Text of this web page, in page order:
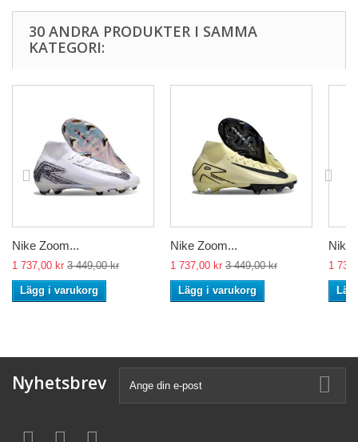
30 ANDRA PRODUKTER I SAMMA
KATEGORI:
Nike Zoom...
1 737,00 kr 3 449,00 kr
Lägg i varukorg
Nike Zoom...
1 737,00 kr 3 449,00 kr
Lägg i varukorg
Nike
1
Nyhetsbrev